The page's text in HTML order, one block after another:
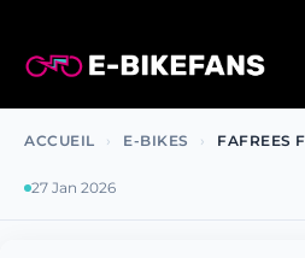
ACCUEIL › E-BIKES › FAFREES
27 Jan 2026